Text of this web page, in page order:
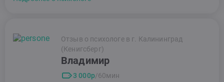
Отзыв о психологе в г. Калининград
(Кенигсберг)
Владимир
3 000р/60мин